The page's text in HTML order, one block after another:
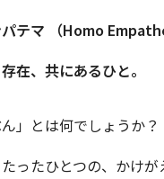
テマ （Homo
在、共にあるひと。
」とは何でしょうか？
ったひとつの、かけが